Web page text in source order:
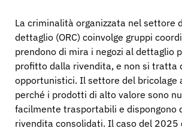
La criminalità organizzata nel settore
dettaglio (ORC) coinvolge gruppi
prendono di mira i negozi al dettaglio
profitto dalla rivendita, e non si tratta
opportunistici. Il settore del bricolage
perché i prodotti di alto valore sono
facilmente trasportabili e dispongono
rivendita consolidati. Il caso del 2025